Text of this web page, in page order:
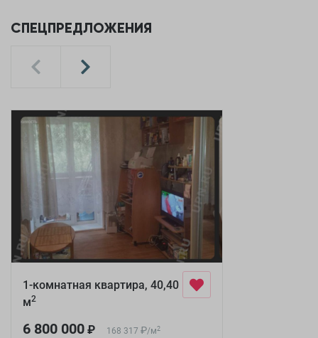
СПЕЦПРЕДЛОЖЕНИЯ
1-комнатная квартира, 40,40
м2
6 800 000 ₽ 168 317 ₽/м2